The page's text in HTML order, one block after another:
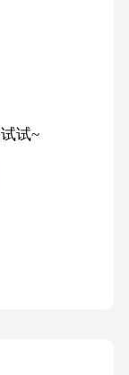
试~